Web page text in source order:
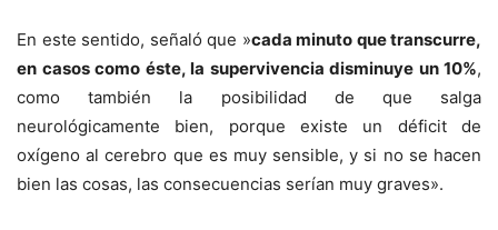
En este sentido, señaló que »cada minuto que transcurre,
en casos como éste, la supervivencia disminuye un 10%,
como también la posibilidad de que salga
neurológicamente bien, porque existe un déficit de
oxígeno al cerebro que es muy sensible, y si no se hacen
bien las cosas, las consecuencias serían muy graves».